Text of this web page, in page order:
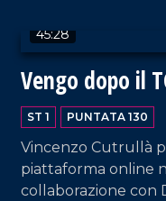
45:28
Vengo dopo il
ST 1 PUNTATA 130
Vincenzo Cutrullà
piattaforma online
collaborazione con
VAI AL TITOLO